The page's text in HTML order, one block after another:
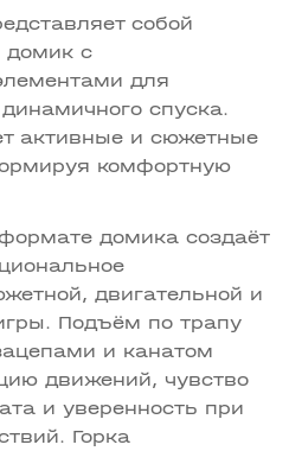
собой
домик с
для
спуска.
активные и сюжетные
комфортную
домика создаёт
двигательной и
Подъём по трапу
и канатом
движений, чувство
и уверенность при
Горка